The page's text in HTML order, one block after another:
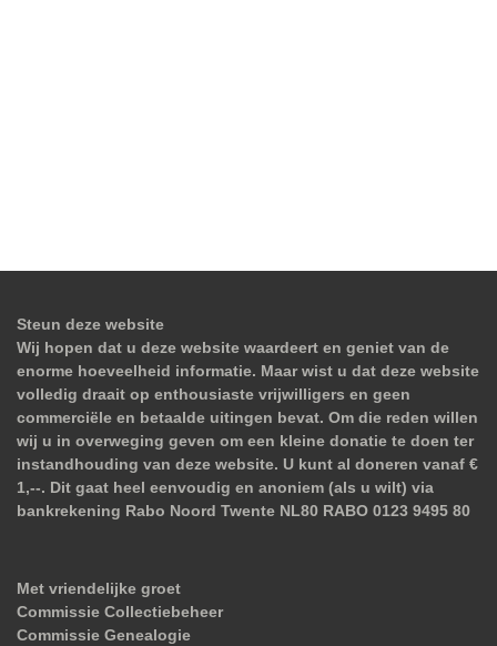
Steun deze website
Wij hopen dat u deze website waardeert en geniet van de
enorme hoeveelheid informatie. Maar wist u dat deze website
volledig draait op enthousiaste vrijwilligers en geen
commerciële en betaalde uitingen bevat. Om die reden willen
wij u in overweging geven om een kleine donatie te doen ter
instandhouding van deze website. U kunt al doneren vanaf €
1,--. Dit gaat heel eenvoudig en anoniem (als u wilt) via
bankrekening Rabo Noord Twente NL80 RABO 0123 9495 80
Met vriendelijke groet
Commissie Collectiebeheer
Commissie Genealogie